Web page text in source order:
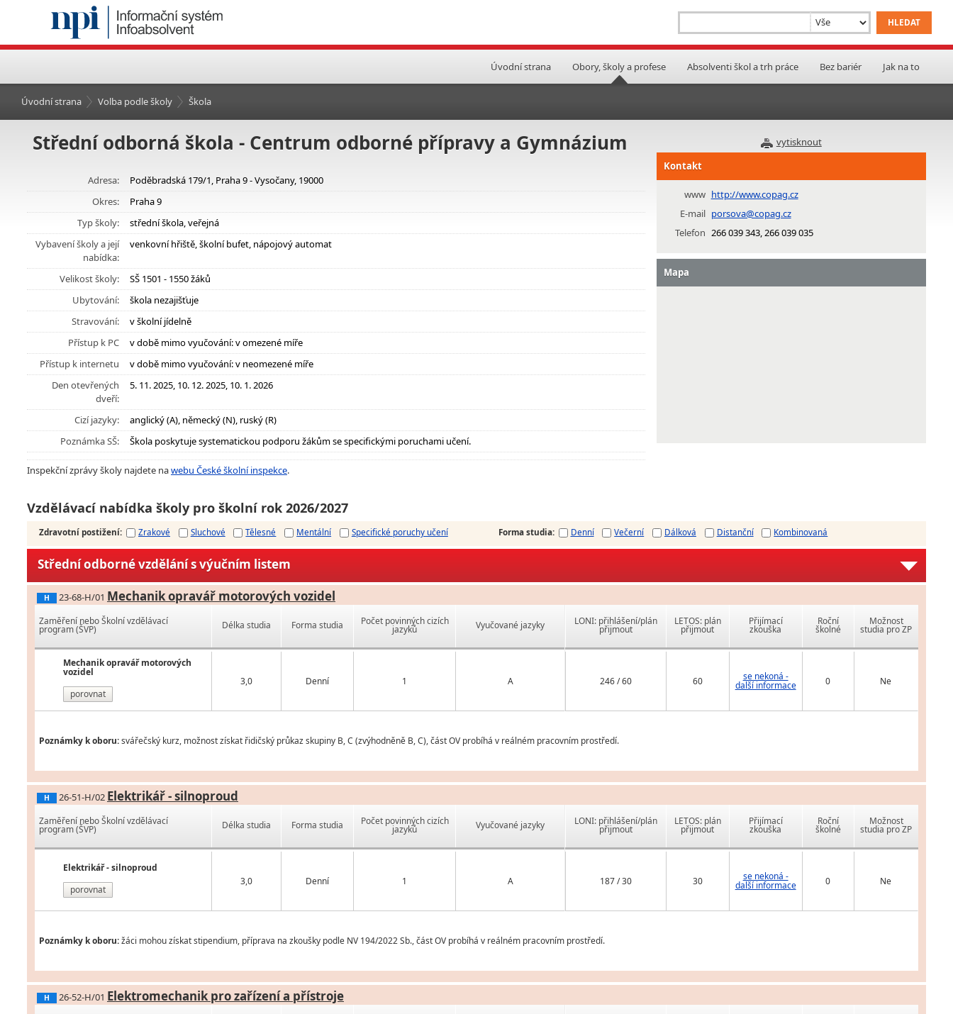
Úvodní strana Obory, školy a profese Absolventi škol a trh práce Bez bariér Jak na to
Úvodní strana Volba podle školy Škola
vytisknout
Střední odborná škola - Centrum odborné přípravy a Gymnázium
Adresa:
Poděbradská 179/1, Praha 9 - Vysočany, 19000
Okres:
Praha 9
Typ školy:
střední škola, veřejná
Vybavení školy a její
nabídka:
venkovní hřiště, školní bufet, nápojový automat
Velikost školy:
SŠ 1501 - 1550 žáků
Ubytování:
škola nezajišťuje
Stravování:
v školní jídelně
Přístup k PC
v době mimo vyučování: v omezené míře
Přístup k internetu
v době mimo vyučování: v neomezené míře
Den otevřených
dveří:
5. 11. 2025, 10. 12. 2025, 10. 1. 2026
Cizí jazyky:
anglický (A), německý (N), ruský (R)
Poznámka SŠ:
Škola poskytuje systematickou podporu žákům se specifickými poruchami učení.
Inspekční zprávy školy najdete nawebu České školní inspekce.
Kontakt
www http://www.copag.cz
E-mail porsova@copag.cz
Telefon 266 039 343, 266 039 035
Mapa
Vzdělávací nabídka školy pro školní rok 2026/2027
Zdravotní postižení: Zrakové Sluchové Tělesné Mentální Specifické poruchy učení Forma studia: Denní Večerní Dálková Distanční Kombinovaná
Střední odborné vzdělání s výučním listem
H 23-68-H/01 Mechanik opravář motorových vozidel
Zaměření nebo Školní vzdělávací
program (ŠVP)
Mechanik opravář motorových
vozidel
porovnat
Délka studia Forma studia Počet povinných cizích
jazyků Vyučované jazyky
3,0 Denní 1 A
LONI: přihlášení/plán
přijmout
LETOS: plán
přijmout
Přijímací
zkouška
Roční
školné
Možnost
studia pro ZP
246 / 60 60 se nekoná -
další informace 0 Ne
Poznámky k oboru:svářečský kurz, možnost získat řidičský průkaz skupiny B, C (zvýhodněně B, C), část OV probíhá v reálném pracovním prostředí.
H 26-51-H/02 Elektrikář - silnoproud
Zaměření nebo Školní vzdělávací
program (ŠVP)
Elektrikář - silnoproud
porovnat
Délka studia Forma studia Počet povinných cizích
jazyků Vyučované jazyky
3,0 Denní 1 A
LONI: přihlášení/plán
přijmout
LETOS: plán
přijmout
Přijímací
zkouška
Roční
školné
Možnost
studia pro ZP
187 / 30 30 se nekoná -
další informace 0 Ne
Poznámky k oboru:žáci mohou získat stipendium, příprava na zkoušky podle NV 194/2022 Sb., část OV probíhá v reálném pracovním prostředí.
H 26-52-H/01 Elektromechanik pro zařízení a přístroje